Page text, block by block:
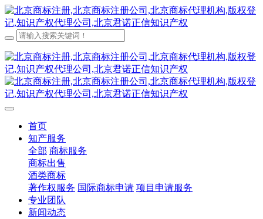
首页
知产服务
全部 商标服务
商标出售
酒类商标
著作权服务 国际商标申请 项目申请服务
专业团队
新闻动态